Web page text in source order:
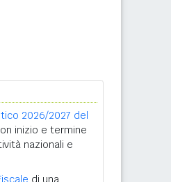
2026/2027 del
inizio e termine
nazionali e
di una